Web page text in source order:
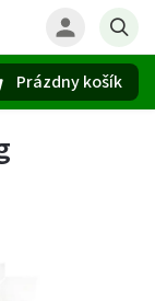
Prázdny košík